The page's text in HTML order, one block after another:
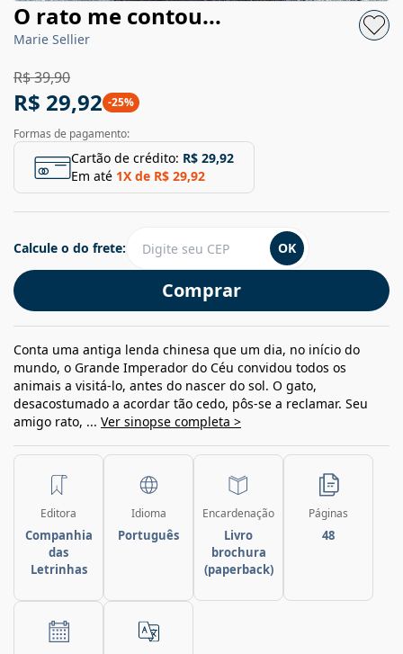
O rato me contou...
Marie Sellier
R$ 39,90
R$ 29,92 -25%
Formas de pagamento:
Cartão de crédito: R$ 29,92
Em até 1X de R$ 29,92
Comprar
Calcule o do frete: OK
Conta uma antiga lenda chinesa que um dia, no início do
mundo, o Grande Imperador do Céu convidou todos os
animais a visitá-lo, antes do nascer do sol. O gato,
desacostumado a acordar tão cedo, pôs-se a reclamar. Seu
amigo rato, ... Ver sinopse completa >
Editora
Companhia
das
Letrinhas
Idioma
Português
Encardenação
Livro
brochura
(paperback)
Páginas
48